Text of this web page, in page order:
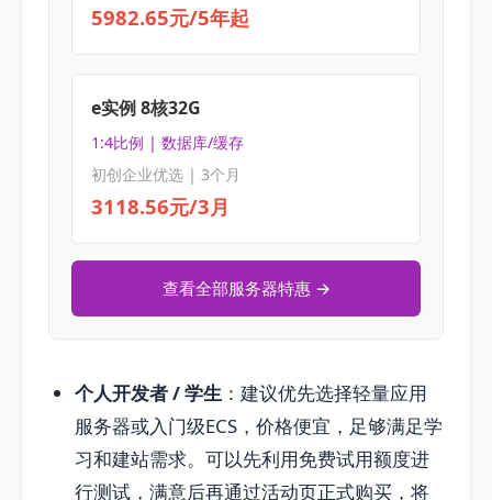
5982.65元/5年起
e实例 8核32G
1:4比例 | 数据库/缓存
初创企业优选 | 3个月
3118.56元/3月
查看全部服务器特惠 →
个人开发者 / 学生 ：建议优先选择轻量应用
服务器或入门级ECS，价格便宜，足够满足学
习和建站需求。可以先利用免费试用额度进
行测试，满意后再通过活动页正式购买，将